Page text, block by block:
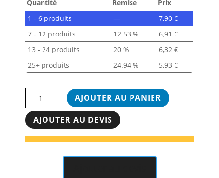
Quantité Remise
Prix
1 - 6 produits — 7,90€
7 - 12 produits
12.53 % 6,91€
13 - 24 produits
20 % 6,32€
25+ produits
24.94 % 5,93€
Gel
de
massage
AJOUTER AU PANIER
AJOUTER AU DEVIS